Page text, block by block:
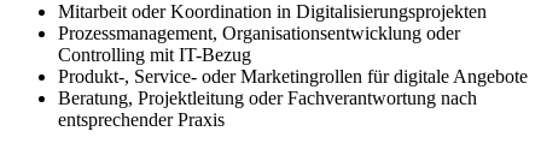
Mitarbeit oder Koordination in Digitalisierungsprojekten
Prozessmanagement, Organisationsentwicklung oder
Controlling mit IT-Bezug
Produkt-, Service- oder Marketingrollen für digitale Angebote
Beratung, Projektleitung oder Fachverantwortung nach
entsprechender Praxis